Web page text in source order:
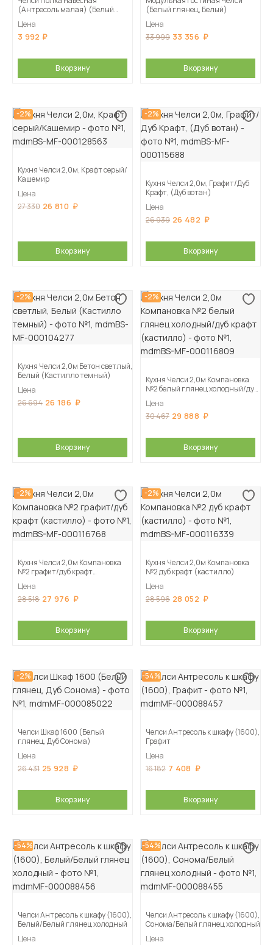
(Антресоль малая) (Белый
Цена
3 992
В корзину
(Белый глянец, Белый)
Цена
33 999 33 356
В корзину
-2%
Кухня Челси 2,0м, Крафт серый/
Кашемир
Цена
27 330 26 810
В корзину
-2%
Кухня Челси 2,0м, Графит/Дуб
Крафт, (Дуб вотан)
Цена
26 939 26 482
В корзину
-2%
Кухня Челси 2,0м Бетон светлый,
Белый (Кастилло темный)
Цена
26 694 26 186
В корзину
-2%
Кухня Челси 2,0м Компановка
№2 белый глянец холодный/дуб
Цена
30 467 29 888
В корзину
-2%
Кухня Челси 2,0м Компановка
№2 графит/дуб крафт
Цена
28 518 27 976
В корзину
-2%
Кухня Челси 2,0м Компановка
№2 дуб крафт (кастилло)
Цена
28 596 28 052
В корзину
-2%
Челси Шкаф 1600 (Белый
глянец, Дуб Сонома)
Цена
26 431 25 928
В корзину
-54%
Челси Антресоль к шкафу (1600),
Графит
Цена
16 182 7 408
В корзину
-54%
Челси Антресоль к шкафу (1600),
Белый/Белый глянец холодный
Цена
-54%
Челси Антресоль к шкафу (1600),
Сонома/Белый глянец холодный
Цена